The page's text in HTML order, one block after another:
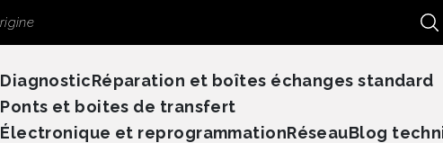
DiagnosticRéparation et boîtes échanges standard
Ponts et boites de transfert
Électronique et reprogrammationRéseauBlog